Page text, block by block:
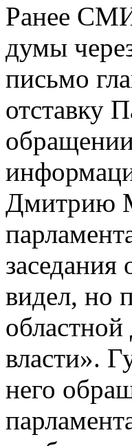
Ранее
думы
письмо
отставку
обращении
Дмитрию
видел, но
власти».
него